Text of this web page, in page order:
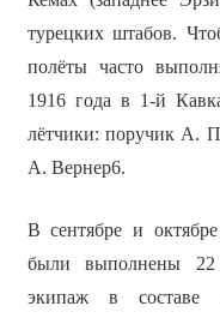
турецких штабов.
полёты часто
1916 года в 1-й
лётчики: поручик А.
А. Вернер6.
В сентябре и
были выполнены 22
экипаж в составе